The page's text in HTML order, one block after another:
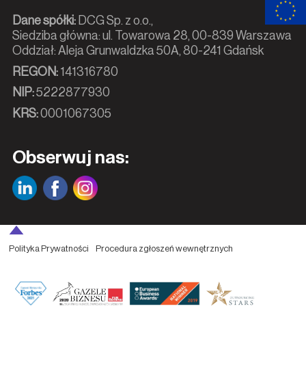
Dane spółki:DCG Sp. z o.o.,
Siedziba główna: ul. Towarowa 28, 00-839 Warszawa
Oddział: Aleja Grunwaldzka 50A, 80-241 Gdańsk
REGON:141316780
NIP:5222877930
KRS:0001067305
Obserwuj nas:
Polityka Prywatności Procedura zgłoszeń wewnętrznych